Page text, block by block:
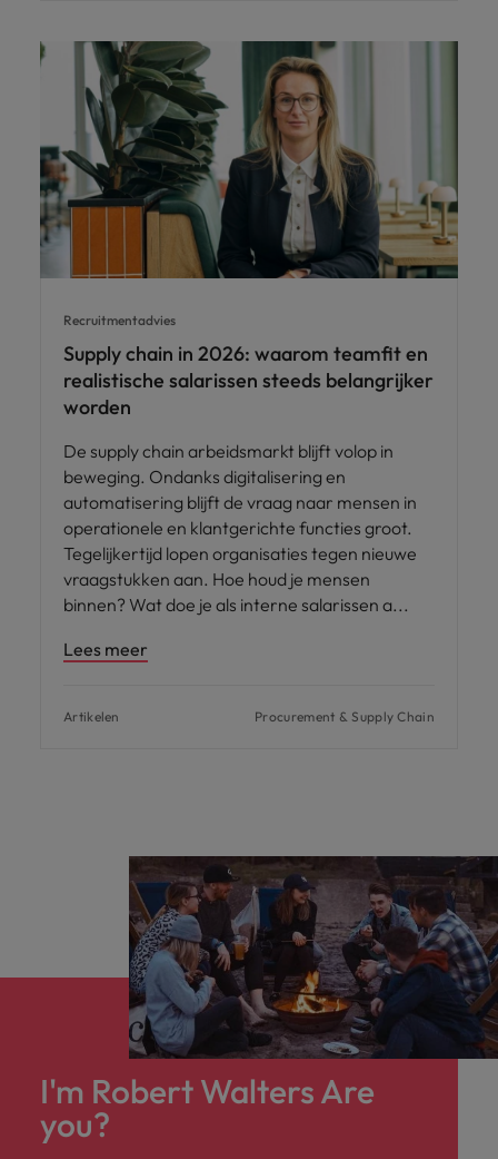
Recruitmentadvies
Supply chain in 2026: waarom teamfit en
realistische salarissen steeds belangrijker
worden
De supply chain arbeidsmarkt blijft volop in
beweging. Ondanks digitalisering en
automatisering blijft de vraag naar mensen in
operationele en klantgerichte functies groot.
Tegelijkertijd lopen organisaties tegen nieuwe
vraagstukken aan. Hoe houd je mensen
binnen? Wat doe je als interne salarissen a
Lees meer
Artikelen Procurement & Supply Chain
I'm Robert Walters Are
you?